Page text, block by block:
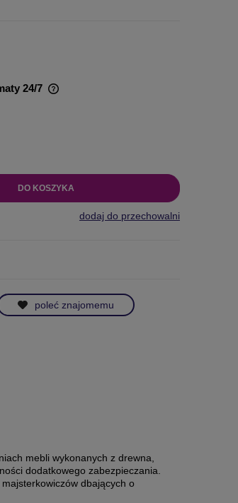
24/7
DO KOSZYKA
dodaj do przechowalni
poleć znajomemu
mebli wykonanych z drewna,
dodatkowego zabezpieczania.
dbających o